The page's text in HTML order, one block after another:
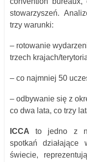
stowarzyszeń.
trzy warunki:
– rotowanie
trzech krajach/
– co najmniej 50
– odbywanie się z
co dwa lata, co trzy
ICCA to jedno z
spotkań
świecie,